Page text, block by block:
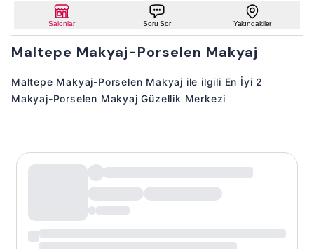
Salonlar Soru Sor Yakındakiler
Maltepe Makyaj-Porselen Makyaj
Maltepe Makyaj-Porselen Makyaj ile ilgili En İyi 2
Makyaj-Porselen Makyaj Güzellik Merkezi